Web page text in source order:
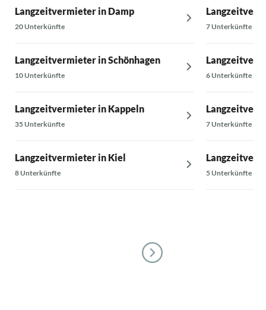
Langzeitvermieter in Damp
20 Unterkünfte
Langzeitvermieter in Schönhagen
10 Unterkünfte
Langzeitvermieter in Kappeln
35 Unterkünfte
Langzeitvermieter in Kiel
8 Unterkünfte
7 Unterkünfte
6 Unterkünfte
7 Unterkünfte
5 Unterkünfte